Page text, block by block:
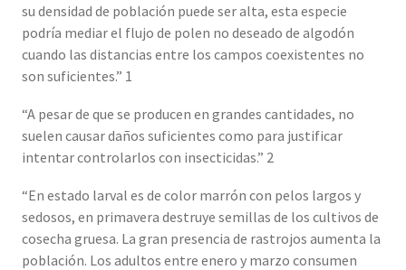
su densidad de población puede ser alta, esta especie
podría mediar el flujo de polen no deseado de algodón
cuando las distancias entre los campos coexistentes no
son suficientes.” 1
“A pesar de que se producen en grandes cantidades, no
suelen causar daños suficientes como para justificar
intentar controlarlos con insecticidas.” 2
“En estado larval es de color marrón con pelos largos y
sedosos, en primavera destruye semillas de los cultivos de
cosecha gruesa. La gran presencia de rastrojos aumenta la
población. Los adultos entre enero y marzo consumen